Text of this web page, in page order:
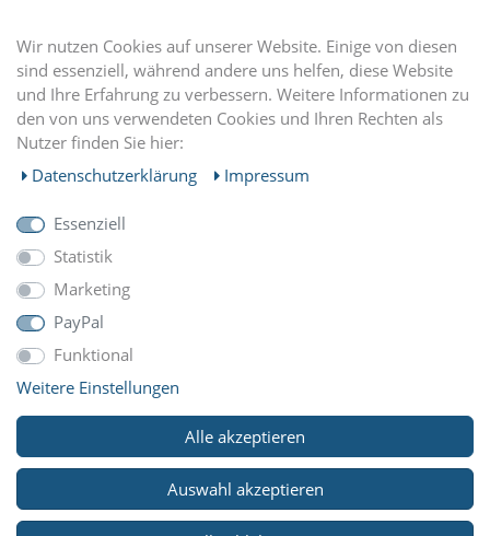
EINKAUFEN
MEIN KONTO
UNTERNEHMEN
ZAHLUNGARTEN
WIR VERSCHICKEN MIT
© Copyright 2026 Reitsport Klawunde. Alle Rechte
Wir nutzen Cookies auf unserer Website. Einige von diesen
sind essenziell, während andere uns helfen, diese Website
und Ihre Erfahrung zu verbessern. Weitere Informationen zu
den von uns verwendeten Cookies und Ihren Rechten als
Nutzer finden Sie hier:
Daten­schutz­erklärung
Impressum
Essenziell
Statistik
Marketing
PayPal
Funktional
Weitere Einstellungen
Alle akzeptieren
Auswahl akzeptieren